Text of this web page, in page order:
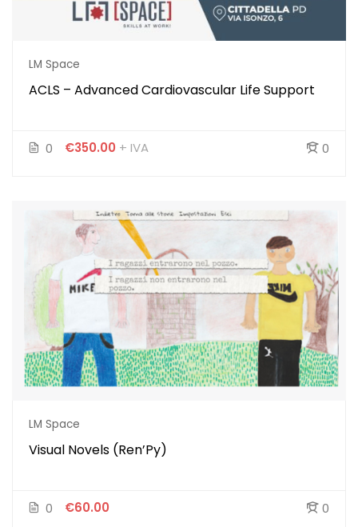
LM Space
ACLS – Advanced Cardiovascular Life Support
0 0
€350.00 + IVA
LM Space
Visual Novels (Ren’Py)
0 0
€60.00